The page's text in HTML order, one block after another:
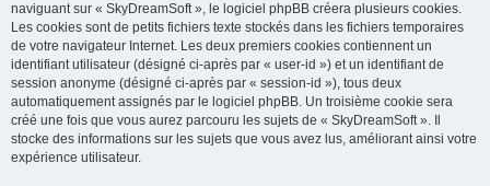
naviguant sur « SkyDreamSoft », le logiciel phpBB créera plusieurs cookies.
Les cookies sont de petits fichiers texte stockés dans les fichiers temporaires
de votre navigateur Internet. Les deux premiers cookies contiennent un
identifiant utilisateur (désigné ci-après par « user-id ») et un identifiant de
session anonyme (désigné ci-après par « session-id »), tous deux
automatiquement assignés par le logiciel phpBB. Un troisième cookie sera
créé une fois que vous aurez parcouru les sujets de « SkyDreamSoft ». Il
stocke des informations sur les sujets que vous avez lus, améliorant ainsi votre
expérience utilisateur.